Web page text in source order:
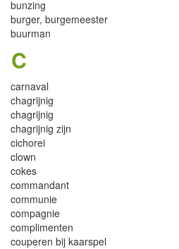
bunzing
burger, burgemeester
buurman
C
carnaval
chagrijnig
chagrijnig
chagrijnig zijn
cichorei
clown
cokes
commandant
communie
compagnie
complimenten
couperen bij kaarspel